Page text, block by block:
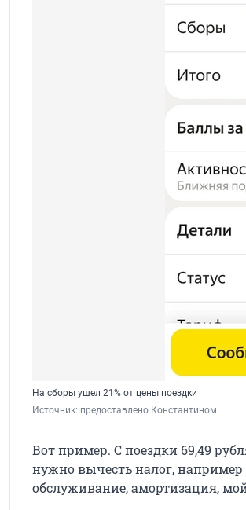
На сборы ушел 21% от цены поездки
Источник: предоставлено Константином
Вот пример. С поездки 69,49
нужно вычесть налог, например
обслуживание, амортизация,